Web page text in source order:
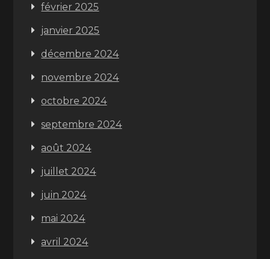
février 2025
janvier 2025
décembre 2024
novembre 2024
octobre 2024
septembre 2024
août 2024
juillet 2024
juin 2024
mai 2024
avril 2024